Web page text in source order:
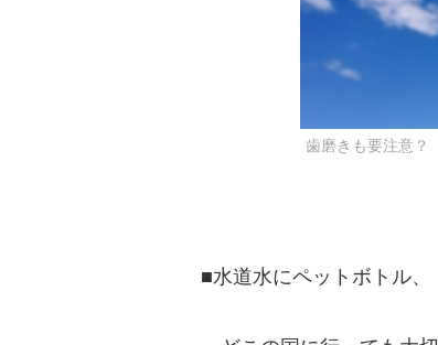
歯磨きも要注意？
■水道水にペットボトル